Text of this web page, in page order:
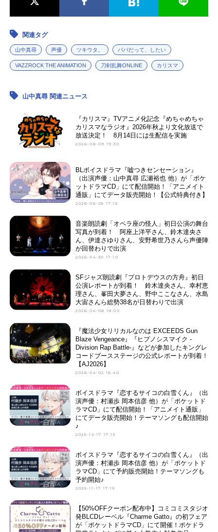
関連タグ
山中真尋 声優 ツキウタ。 パパだって、したい
VAZZROCK THE ANIMATION 刀剣乱舞ONLINE カリスマ
山中真尋 関連ニュース
『カリスマ』TVアニメ化記念『めちゃめちゃ
カリスマなラジオ』2026年秋より文化放送で
放送決定！ 8月14日には生配信を実施
2026-08-09 19:30
BLボイスドラマ『嘘つきセンセーション』
（出演声優：山中真尋 広瀬裕也 他）が「ポケ
ットドラマCD」にて配信開始！「アニメイト
通販」にてデータ販売開始！【公式特典付き】
2026-06-05 17:15
音楽朗読劇「オペラ座の怪人」初日公演の舞台
写真が到着！ 阿座上洋平さん、鈴木達央さ
ん、伊達さゆりさん、安野希世乃さんら声優陣
が回替わりで出演
2026-04-30 17:10
SFジャズ朗読劇『プロトデウスの方舟』初日
公演レポートが到着！ 鈴木達央さん、幸村恵
理さん、峯田大夢さん、野中ここなさん、水島
大宙さんら総勢38名が日替わりで出演
2026-04-08 18:00
『魔法少女リリカルなのは EXCEEDS Gun
Blaze Vengeance』『ヒプノシスマイク -
Division Rap Battle-』などが参加したキングレ
コードブースステージの公式レポートが到着！
【AJ2026】
2026-04-02 16:40
ボイスドラマ『恋するサイコの白雪くん』（出
演声優：村瀬歩 岡本信彦 他）が「ポケットド
ラマCD」にて配信開始！「アニメイト通販」
にてデータ販売開始！テーマソングも配信開始
♪
2025-12-17 17:15
ボイスドラマ『恋するサイコの白雪くん』（出
演声優：村瀬歩 岡本信彦 他）が「ポケットド
ラマCD」にて予約販売開始！テーマソングも
予約開始♪
2025-11-17 17:15
【50%OFFクーポン配布中】コミコミスタジオ
発BLCDレーベル『Charme Gatto』の初フェア
が「ポケットドラマCD」にて開催！ポケドラ